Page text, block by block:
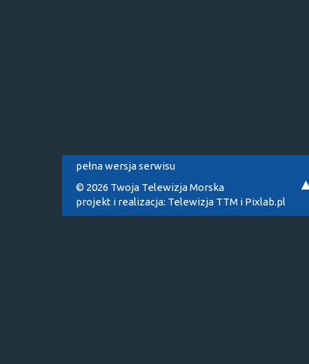
pełna wersja serwisu
© 2026 Twoja Telewizja Morska
projekt i realizacja: Telewizja TTM i Pixlab.pl